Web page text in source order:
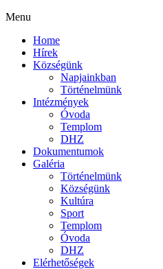
Menu
Home
Hírek
Községünk
Napjainkban
Történelmünk
Intézmények
Óvoda
Templom
DHZ
Dokumentumok
Galéria
Történelmünk
Községünk
Kultúra
Sport
Templom
Óvoda
DHZ
Elérhetőségek